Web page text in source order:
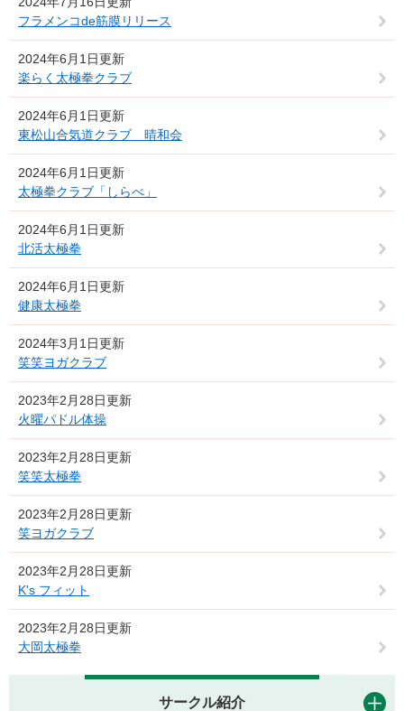
フラメンコde筋膜リリース
2024年6月1日更新
楽らく太極拳クラブ
2024年6月1日更新
東松山合気道クラブ 晴和会
2024年6月1日更新
太極拳クラブ「しらべ」
2024年6月1日更新
北活太極拳
2024年6月1日更新
健康太極拳
2024年3月1日更新
笑笑ヨガクラブ
2023年2月28日更新
火曜パドル体操
2023年2月28日更新
笑笑太極拳
2023年2月28日更新
笑ヨガクラブ
2023年2月28日更新
K's フィット
2023年2月28日更新
大岡太極拳
サークル紹介